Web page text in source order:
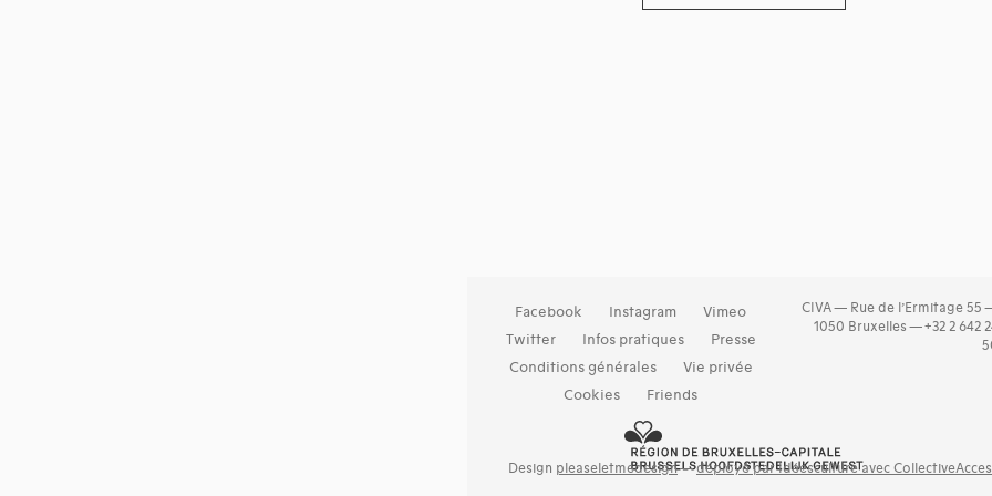
Facebook Instagram
Vimeo
Twitter
Infos pratiques
Presse
Conditions générales
Vie privée
Cookies
Friends
CIVA — Rue de l’Ermitage 55
1050 Bruxelles — +32 2 642
Design pleaseletmedesign—déployé par Idéesculture avec